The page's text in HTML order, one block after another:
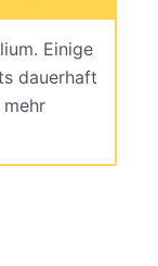
Einige
dauerhaft